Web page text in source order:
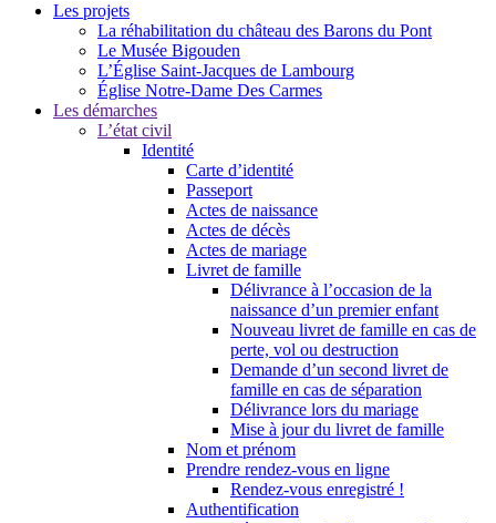
Les projets
La réhabilitation du château des Barons du Pont
Le Musée Bigouden
L’Église Saint-Jacques de Lambourg
Église Notre-Dame Des Carmes
Les démarches
L’état civil
Identité
Carte d’identité
Passeport
Actes de naissance
Actes de décès
Actes de mariage
Livret de famille
Délivrance à l’occasion de la
naissance d’un premier enfant
Nouveau livret de famille en cas de
perte, vol ou destruction
Demande d’un second livret de
famille en cas de séparation
Délivrance lors du mariage
Mise à jour du livret de famille
Nom et prénom
Prendre rendez-vous en ligne
Rendez-vous enregistré !
Authentification